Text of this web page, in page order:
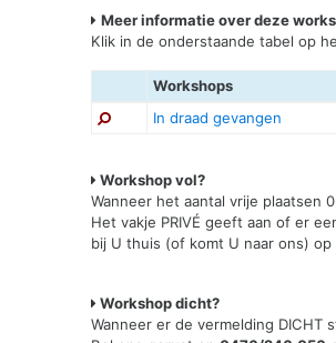
Meer informatie over deze
Klik in de onderstaande tabel op
Workshops
In draad gevangen
Workshop vol?
Wanneer het aantal vrije plaatsen
Het vakje PRIVÉ geeft aan of er
bij U thuis (of komt U naar ons)
Workshop dicht?
Wanneer er de vermelding